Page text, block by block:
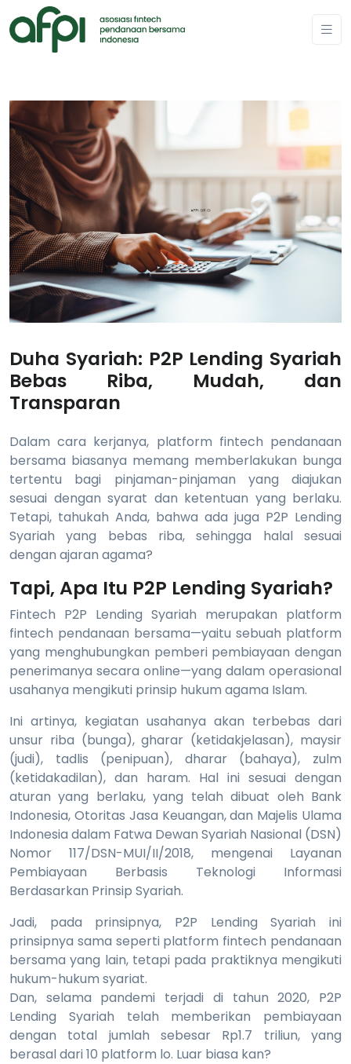
Duha Syariah: P2P Lending Syariah
Bebas Riba, Mudah, dan
Transparan
Dalam cara kerjanya, platform fintech pendanaan
bersama biasanya memang memberlakukan bunga
tertentu bagi pinjaman-pinjaman yang diajukan
sesuai dengan syarat dan ketentuan yang berlaku.
Tetapi, tahukah Anda, bahwa ada juga P2P Lending
Syariah yang bebas riba, sehingga halal sesuai
dengan ajaran agama?
Tapi, Apa Itu P2P Lending Syariah?
Fintech P2P Lending Syariah merupakan platform
fintech pendanaan bersama—yaitu sebuah platform
yang menghubungkan pemberi pembiayaan dengan
penerimanya secara online—yang dalam operasional
usahanya mengikuti prinsip hukum agama Islam.
Ini artinya, kegiatan usahanya akan terbebas dari
unsur riba (bunga), gharar (ketidakjelasan), maysir
(judi), tadlis (penipuan), dharar (bahaya), zulm
(ketidakadilan), dan haram. Hal ini sesuai dengan
aturan yang berlaku, yang telah dibuat oleh Bank
Indonesia, Otoritas Jasa Keuangan, dan Majelis Ulama
Indonesia dalam Fatwa Dewan Syariah Nasional (DSN)
Nomor 117/DSN-MUI/II/2018, mengenai Layanan
Pembiayaan Berbasis Teknologi Informasi
Berdasarkan Prinsip Syariah.
Jadi, pada prinsipnya, P2P Lending Syariah ini
prinsipnya sama seperti platform fintech pendanaan
bersama yang lain, tetapi pada praktiknya mengikuti
hukum-hukum syariat.
Dan, selama pandemi terjadi di tahun 2020, P2P
Lending Syariah telah memberikan pembiayaan
dengan total jumlah sebesar Rp1.7 triliun, yang
berasal dari 10 platform lo. Luar biasa kan?